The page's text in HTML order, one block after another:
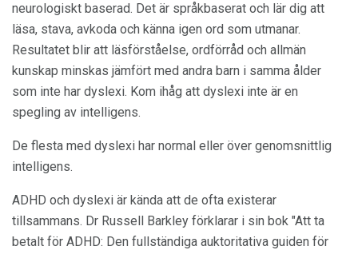
neurologiskt baserad. Det är språkbaserat och lär dig att
läsa, stava, avkoda och känna igen ord som utmanar.
Resultatet blir att läsförståelse, ordförråd och allmän
kunskap minskas jämfört med andra barn i samma ålder
som inte har dyslexi. Kom ihåg att dyslexi inte är en
spegling av intelligens.
De flesta med dyslexi har normal eller över genomsnittlig
intelligens.
ADHD och dyslexi är kända att de ofta existerar
tillsammans. Dr Russell Barkley förklarar i sin bok "Att ta
betalt för ADHD: Den fullständiga auktoritativa guiden för